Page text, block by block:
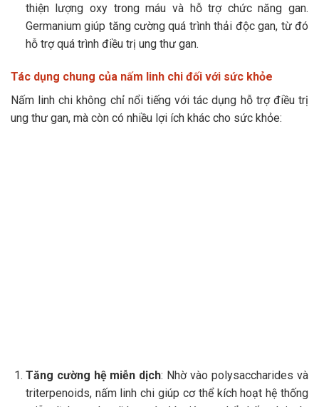
thiện lượng oxy trong máu và hỗ trợ chức năng gan.
Germanium giúp tăng cường quá trình thải độc gan, từ đó
hỗ trợ quá trình điều trị ung thư gan.
Tác dụng chung của nấm linh chi đối với sức khỏe
Nấm linh chi không chỉ nổi tiếng với tác dụng hỗ trợ điều trị
ung thư gan, mà còn có nhiều lợi ích khác cho sức khỏe:
Tăng cường hệ miễn dịch: Nhờ vào polysaccharides và
triterpenoids, nấm linh chi giúp cơ thể kích hoạt hệ thống